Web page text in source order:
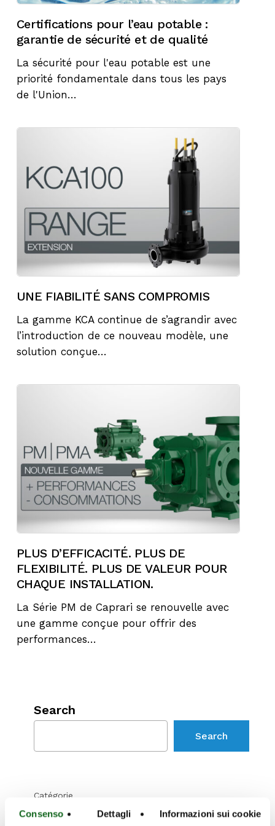
Consenso Dettagli Informazioni sui cookie
Certifications pour l’eau potable :
garantie de sécurité et de qualité
La sécurité pour l'eau potable est une
priorité fondamentale dans tous les pays
de l'Union…
UNE FIABILITÉ SANS COMPROMIS
La gamme KCA continue de s’agrandir avec
l’introduction de ce nouveau modèle, une
solution conçue…
PLUS D’EFFICACITÉ. PLUS DE
FLEXIBILITÉ. PLUS DE VALEUR POUR
CHAQUE INSTALLATION.
La Série PM de Caprari se renouvelle avec
une gamme conçue pour offrir des
performances…
Search
Search
Catégorie
Corporate